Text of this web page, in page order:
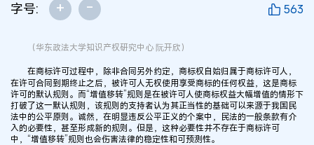
字号: + - 563
（华东政法大学知识产权研究中心 阮开欣）
在商标许可过程中，除非合同另外约定，商标权自始归属于商标许可人，
在许可合同到期终止之后，被许可人无权使用享受商标的任何权益，这是商标
许可的默认规则。而“增值移转”规则是在被许可人使商标权益大幅增值的情形下
打破了这一默认规则，该规则的支持者认为其正当性的基础可以来源于我国民
法中的公平原则。诚然，在明显违反公平正义的个案中，民法的一般条款有介
入的必要性，甚至形成新的规则。但是，这种必要性并不存在于商标许可
中，“增值移转”规则也会伤害法律的稳定性和可预测性。